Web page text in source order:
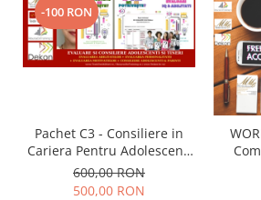
-100 RON
Pachet C3 - Consiliere in
Cariera Pentru Adolescenti
si Studenti evaluare,
consiliere, indrumare
600,00 RON
500,00 RON